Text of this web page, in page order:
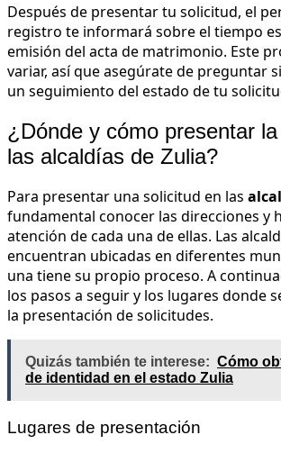
Después de presentar tu solicitud, el
registro te informará sobre el tiempo
emisión del acta de matrimonio. Este
variar, así que asegúrate de preguntar
un seguimiento del estado de tu
¿Dónde y cómo presentar
las alcaldías de Zulia?
Para presentar una solicitud en las
fundamental conocer las direcciones y
atención de cada una de ellas. Las
encuentran ubicadas en diferentes
una tiene su propio proceso. A
los pasos a seguir y los lugares donde
la presentación de solicitudes.
Quizás también te interese: Cómo
de identidad en el estado Zulia
Lugares de presentación